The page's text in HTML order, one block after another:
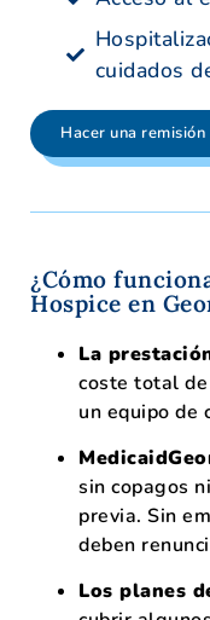
cuidados
Hacer una remisión
¿Cómo
Hospice en
La
coste total
un equipo de
sin copagos
previa. Sin
deben
Los planes